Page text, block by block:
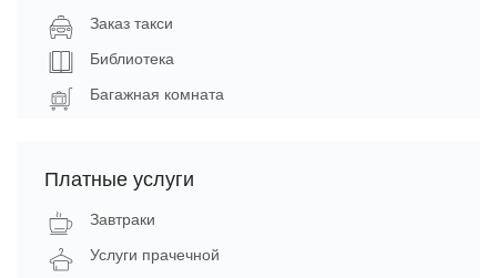
Заказ такси
Библиотека
Багажная комната
Платные услуги
Завтраки
Услуги прачечной